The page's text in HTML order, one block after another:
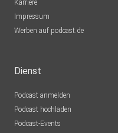
Karriere
Impressum
Werben auf podcast.de
Dienst
Podcast anmelden
Podcast hochladen
Podcast-Events